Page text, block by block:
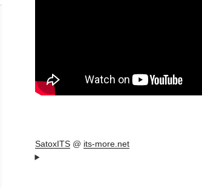
SatoxITS@ its-more.net